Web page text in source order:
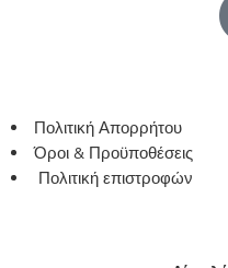
Πολιτική Απορρήτου
Όροι & Προϋποθέσεις
Πολιτική επιστροφών